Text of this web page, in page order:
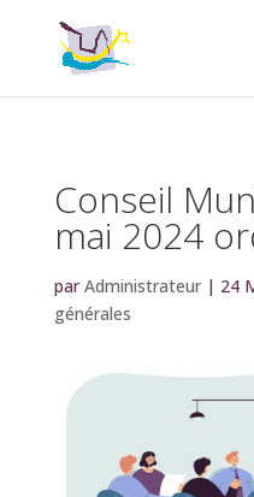
Conseil
mai 2024
parAdministrateur| 24
générales